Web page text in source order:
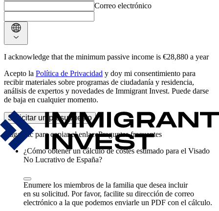
Correo electrónico
I acknowledge that the minimum passive income is €28,880 a year
Acepto la Política de Privacidad y doy mi consentimiento para
recibir materiales sobre programas de ciudadanía y residencia,
análisis de expertos y novedades de Immigrant Invest. Puede darse
de baja en cualquier momento.
Solicitar un presupuesto
Preguntas frecuentes
¿Cómo obtener un cálculo de costes estimado para el Visado
No Lucrativo de España?
Enumere los miembros de la familia que desea incluir
en su solicitud. Por favor, facilite su dirección de correo
electrónico a la que podemos enviarle un PDF con el cálculo.